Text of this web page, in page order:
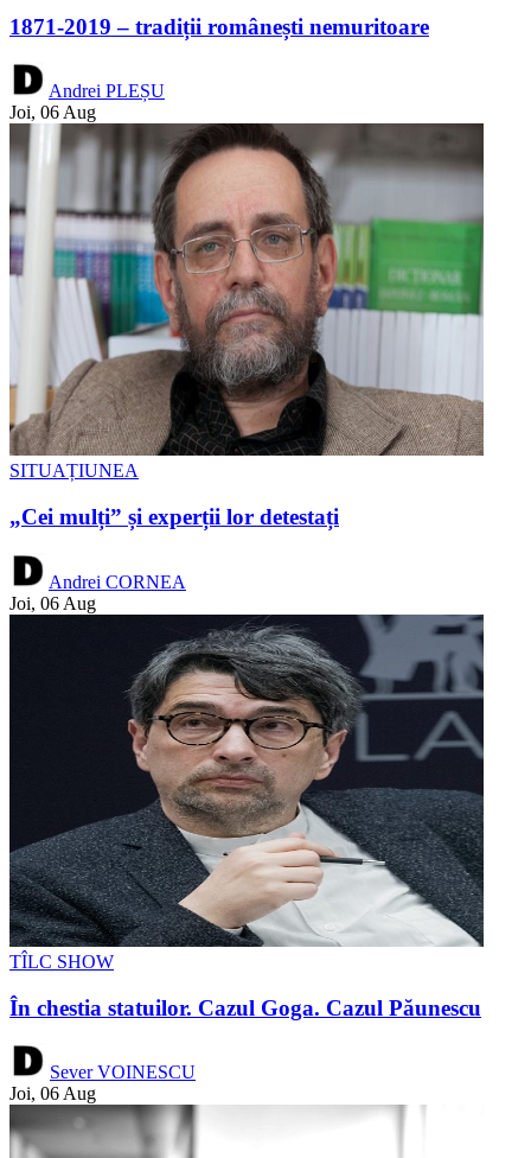
1871-2019 – tradiții românești nemuritoare
Andrei PLEȘU
Joi, 06 Aug
SITUAȚIUNEA
„Cei mulți” și experții lor detestați
Andrei CORNEA
Joi, 06 Aug
TÎLC SHOW
În chestia statuilor. Cazul Goga. Cazul Păunescu
Sever VOINESCU
Joi, 06 Aug